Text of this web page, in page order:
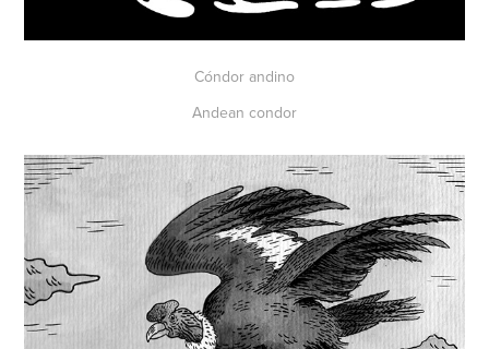
Cóndor andino
Andean condor